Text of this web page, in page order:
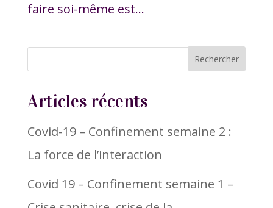
faire soi-même est...
Articles récents
Covid-19 – Confinement semaine 2 :
La force de l’interaction
Covid 19 – Confinement semaine 1 –